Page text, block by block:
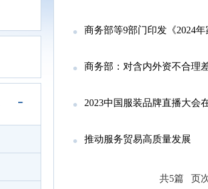
-
商务部等9部门印发《2024
商务部：对含内外资不合理
2023中国服装品牌直播大会
推动服务贸易高质量发展
共5篇 页